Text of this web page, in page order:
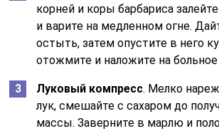
корней и коры барбариса
и варите на медленном огне.
остыть, затем опустите в него
отожмите и наложите на
Луковый компресс. Мелко
лук, смешайте с сахаром до
массы. Заверните в марлю и